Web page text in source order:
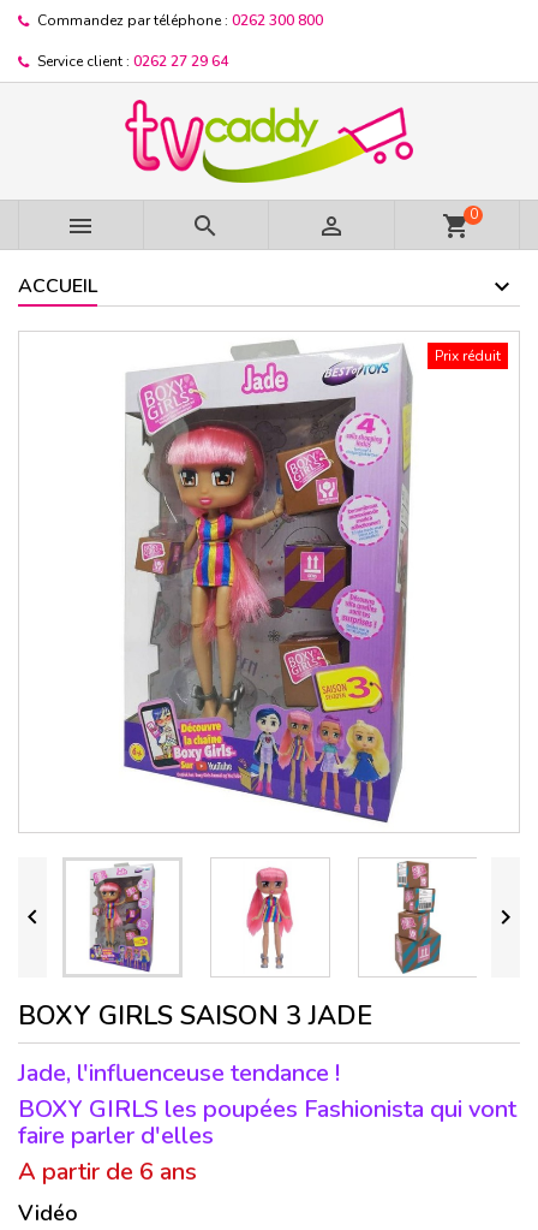
Commandez par téléphone : 0262 300 800
Service client : 0262 27 29 64
   shopping_cart0
ACCUEIL
Prix réduit
 
BOXY GIRLS SAISON 3 JADE
Jade, l'influenceuse tendance !
BOXY GIRLS les poupées Fashionista qui vont
faire parler d'elles
A partir de 6 ans
Vidéo